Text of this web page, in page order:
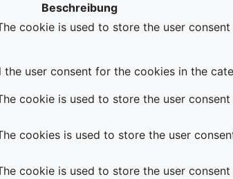
Beschreibung
cookie is used to store the user
user consent for the cookies in the
cookie is used to store the user
cookies is used to store the user
cookie is used to store the user